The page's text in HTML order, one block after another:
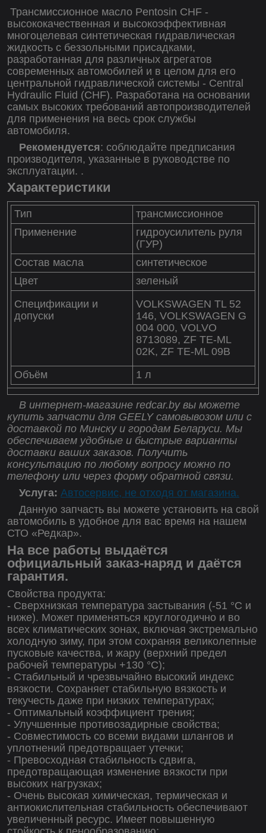
Трансмиссионное масло Pentosin CHF -
высококачественная и высокоэффективная
многоцелевая синтетическая гидравлическая
жидкость c беззольными присадками,
разработанная для различных агрегатов
современных автомобилей и в целом для его
центральной гидравлической системы - Central
Hydraulic Fluid (CHF). Разработана на основании
самых высоких требований автопроизводителей
для применения на весь срок службы
автомобиля.
Рекомендуется: соблюдайте предписания
производителя, указанные в руководстве по
эксплуатации. .
Характеристики
Тип
трансмиссионное
Применение
гидроусилитель руля
(ГУР)
Состав масла
синтетическое
Цвет
зеленый
Спецификации и
допуски
VOLKSWAGEN TL 52
146, VOLKSWAGEN G
004 000, VOLVO
8713089, ZF TE-ML
02K, ZF TE-ML 09B
Объём
1 л
В интернет-магазине redcar.by вы можете
купить запчасти для GEELY самовывозом или с
доставкой по Минску и городам Беларуси. Мы
обеспечиваем удобные и быстрые варианты
доставки ваших заказов. Получить
консультацию по любому вопросу можно по
телефону или через форму обратной связи.
Услуга: Автосервис, не отходя от магазина.
Данную запчасть вы можете установить на свой
автомобиль в удобное для вас время на нашем
СТО «Редкар».
На все работы выдаётся
официальный заказ-наряд и даётся
гарантия.
Свойства продукта:
- Сверхнизкая температура застывания (-51 °C и
ниже). Может применяться круглогодично и во
всех климатических зонах, включая экстремально
холодную зиму, при этом сохраняя великолепные
пусковые качества, и жару (верхний предел
рабочей температуры +130 °C);
- Стабильный и чрезвычайно высокий индекс
вязкости. Сохраняет стабильную вязкость и
текучесть даже при низких температурах;
- Оптимальный коэффициент трения;
- Улучшенные противозадирные свойства;
- Совместимость со всеми видами шлангов и
уплотнений предотвращает утечки;
- Превосходная стабильность сдвига,
предотвращающая изменение вязкости при
высоких нагрузках;
- Очень высокая химическая, термическая и
антиокислительная стабильность обеспечивают
увеличенный ресурс. Имеет повышенную